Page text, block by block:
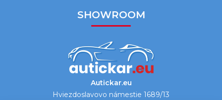
SHOWROOM
Autickar.eu
Hviezdoslavovo námestie 1689/13